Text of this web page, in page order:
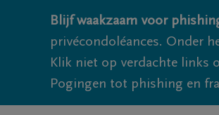
Blijf waakzaam voor
privécondoléances. Onder
Klik niet op verdachte links
Pogingen tot phishing en